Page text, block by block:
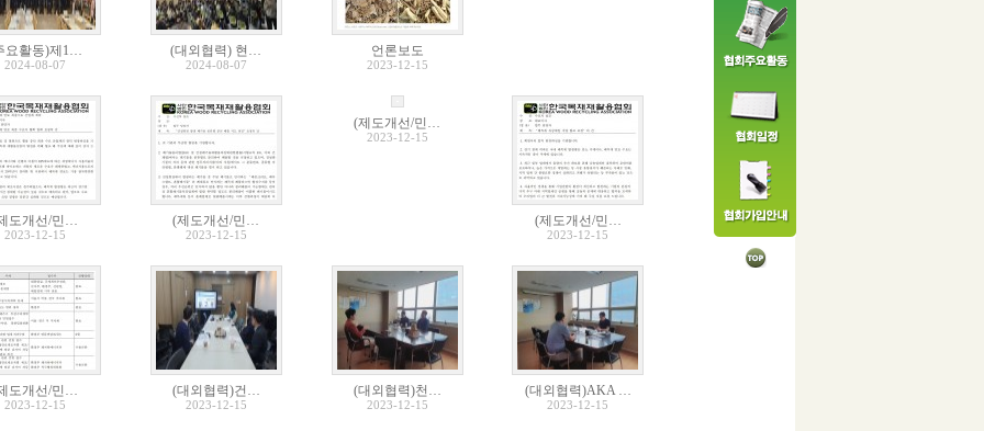
요활동)제1…
2024-08-07
(대외협력) 현…
2024-08-07
언론보도
2023-12-15
도개선/민…
2023-12-15
(제도개선/민…
2023-12-15
(제도개선/민…
2023-12-15
(제도개선/민…
2023-12-15
도개선/민…
2023-12-15
(대외협력)건…
2023-12-15
(대외협력)천…
2023-12-15
(대외협력)AKA …
2023-12-15